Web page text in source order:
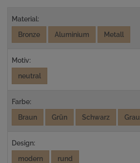
Material:
Bronze
Aluminium Metall
Motiv:
neutral
Farbe:
Braun
Grün Schwarz Grau
Design:
modern
rund